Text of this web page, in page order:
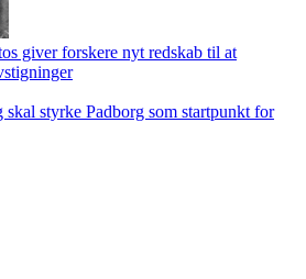
giver forskere nyt redskab til at
skal styrke Padborg som startpunkt for